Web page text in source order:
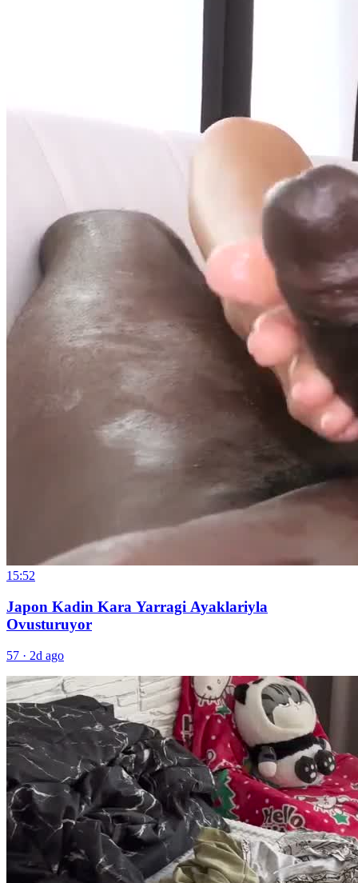
15:52
Japon Kadin Kara Yarragi Ayaklariyla
Ovusturuyor
57 · 2d ago